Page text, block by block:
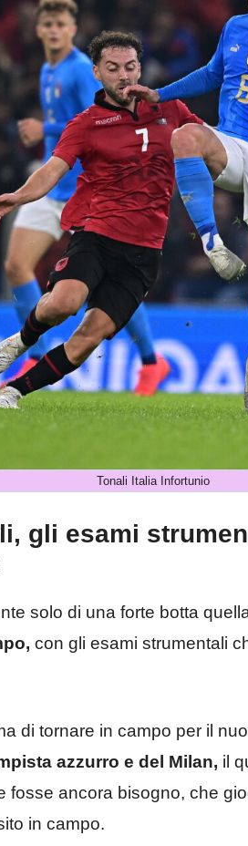
Tonali Italia Infortunio
gli esami
solo di una forte botta
con gli esami strumentali
di tornare in campo per il
azzurro e del Milan, il
fosse ancora bisogno, che
in campo.